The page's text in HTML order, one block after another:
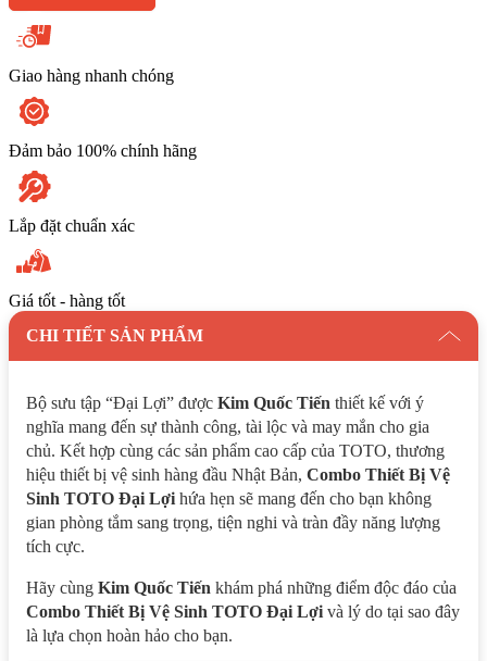
Kim
Quốc
Tiến
số
Giao hàng nhanh chóng
Đảm bảo 100% chính hãng
Lắp đặt chuẩn xác
Giá tốt - hàng tốt
CHI TIẾT SẢN PHẨM
Bộ sưu tập “Đại Lợi” được Kim Quốc Tiến thiết kế với ý
nghĩa mang đến sự thành công, tài lộc và may mắn cho gia
chủ. Kết hợp cùng các sản phẩm cao cấp của TOTO, thương
hiệu thiết bị vệ sinh hàng đầu Nhật Bản, Combo Thiết Bị Vệ
Sinh TOTO Đại Lợi hứa hẹn sẽ mang đến cho bạn không
gian phòng tắm sang trọng, tiện nghi và tràn đầy năng lượng
tích cực.
Hãy cùng Kim Quốc Tiến khám phá những điểm độc đáo của
Combo Thiết Bị Vệ Sinh TOTO Đại Lợi và lý do tại sao đây
là lựa chọn hoàn hảo cho bạn.